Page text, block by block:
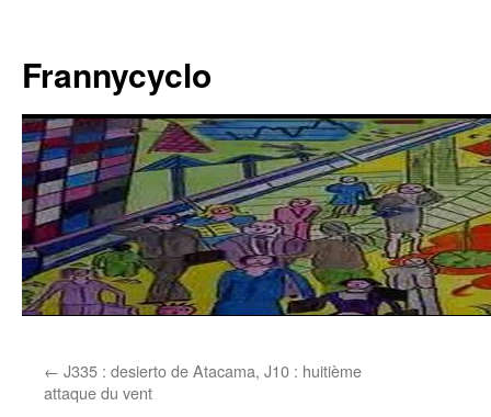
contenu
Frannycyclo
← J335 : desierto de Atacama, J10 : huitième
attaque du vent